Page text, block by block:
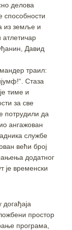
делова
способности
из земље и
Давид
траил:
Стаза
тиме и
за све
потрудили да
ангажован
службе
већи број
додатног
је временски
простор
програма,